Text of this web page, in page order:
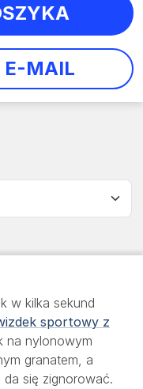
w kilka sekund
sportowy z
na nylonowym
granatem, a
się zignorować.
E-MAIL